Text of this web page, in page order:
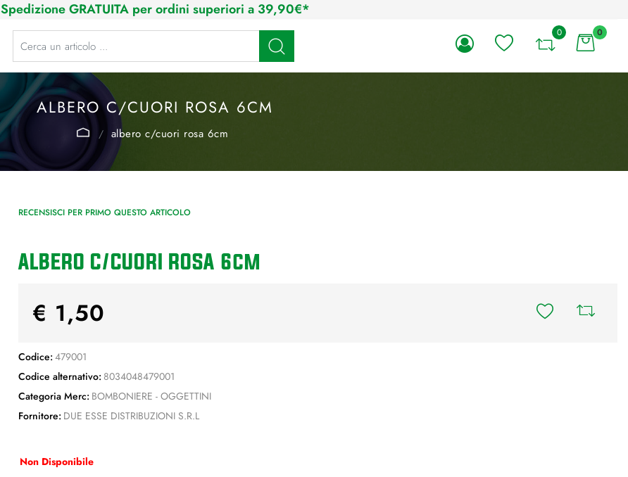
Spedizione GRATUITA per ordini superiori a 39,90€*
La modifica di un filtro aggiorna automaticamente gli altri filtri disponibili. 0 0
ALBERO C/CUORI ROSA 6CM
albero c/cuori rosa 6cm
RECENSISCI PER PRIMO QUESTO ARTICOLO
ALBERO C/CUORI ROSA 6cm
€ 1,50
Codice: 479001
Codice alternativo: 8034048479001
Categoria Merc: BOMBONIERE - OGGETTINI
Fornitore: DUE ESSE DISTRIBUZIONI S.R.L
Non Disponibile